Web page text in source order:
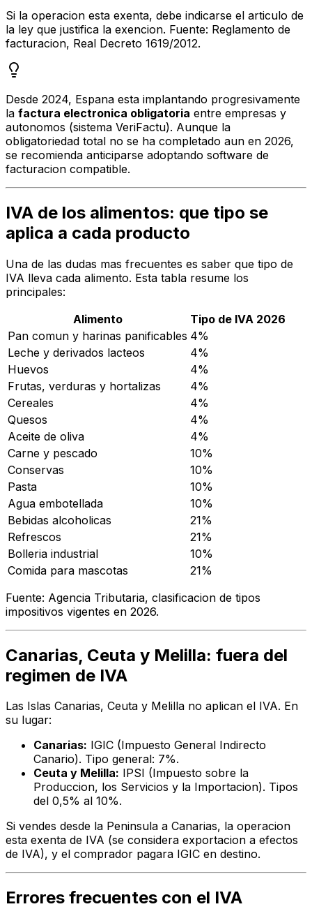
Si la operacion esta exenta, debe indicarse el articulo de
la ley que justifica la exencion. Fuente: Reglamento de
facturacion, Real Decreto 1619/2012.
Desde 2024, Espana esta implantando progresivamente
la factura electronica obligatoria entre empresas y
autonomos (sistema VeriFactu). Aunque la
obligatoriedad total no se ha completado aun en 2026,
se recomienda anticiparse adoptando software de
facturacion compatible.
IVA de los alimentos: que tipo se
aplica a cada producto
Una de las dudas mas frecuentes es saber que tipo de
IVA lleva cada alimento. Esta tabla resume los
principales:
Alimento
Tipo de IVA 2026
Pan comun y harinas panificables 4%
Leche y derivados lacteos
4%
Huevos
4%
Frutas, verduras y hortalizas
4%
Cereales
4%
Quesos
4%
Aceite de oliva
4%
Carne y pescado
10%
Conservas
10%
Pasta
10%
Agua embotellada
10%
Bebidas alcoholicas
21%
Refrescos
21%
Bolleria industrial
10%
Comida para mascotas
21%
Fuente: Agencia Tributaria, clasificacion de tipos
impositivos vigentes en 2026.
Canarias, Ceuta y Melilla: fuera del
regimen de IVA
Las Islas Canarias, Ceuta y Melilla no aplican el IVA. En
su lugar:
Canarias: IGIC (Impuesto General Indirecto
Canario). Tipo general: 7%.
Ceuta y Melilla: IPSI (Impuesto sobre la
Produccion, los Servicios y la Importacion). Tipos
del 0,5% al 10%.
Si vendes desde la Peninsula a Canarias, la operacion
esta exenta de IVA (se considera exportacion a efectos
de IVA), y el comprador pagara IGIC en destino.
Errores frecuentes con el IVA